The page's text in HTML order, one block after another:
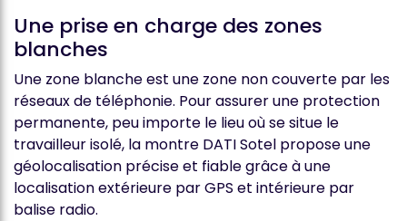
Une prise en charge des zones
blanches
Une zone blanche est une zone non couverte par les
réseaux de téléphonie. Pour assurer une protection
permanente, peu importe le lieu où se situe le
travailleur isolé, la montre DATI Sotel propose une
géolocalisation précise et fiable grâce à une
localisation extérieure par GPS et intérieure par
balise radio.